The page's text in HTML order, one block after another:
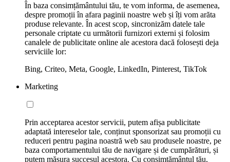
În baza consimțământului tău, te vom informa, de asemenea,
despre promoții în afara paginii noastre web și îți vom arăta
produse relevante. În acest scop, sincronizăm datele tale
personale criptate cu următorii furnizori externi și folosim
canalele de publicitate online ale acestora dacă folosești deja
serviciile lor:
Bing, Criteo, Meta, Google, LinkedIn, Pinterest, TikTok
Marketing
Prin acceptarea acestor servicii, putem afișa publicitate
adaptată intereselor tale, conținut sponsorizat sau promoții cu
reduceri pentru pagina noastră web sau produsele noastre, pe
baza comportamentului tău de navigare și de cumpărături, și
putem măsura succesul acestora. Cu consimțământul tău,